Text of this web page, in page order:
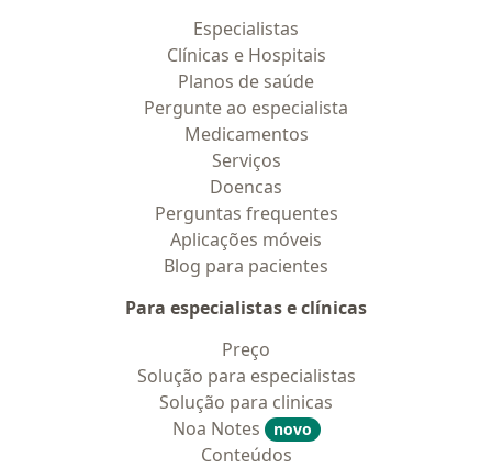
Especialistas
Clínicas e Hospitais
Planos de saúde
Pergunte ao especialista
Medicamentos
Serviços
Doencas
Perguntas frequentes
Aplicações móveis
Blog para pacientes
Para especialistas e clínicas
Preço
Solução para especialistas
Solução para clinicas
Noa Notes
novo
Conteúdos